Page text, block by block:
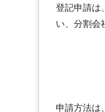
登記申請は
い、分割会
申請方法は